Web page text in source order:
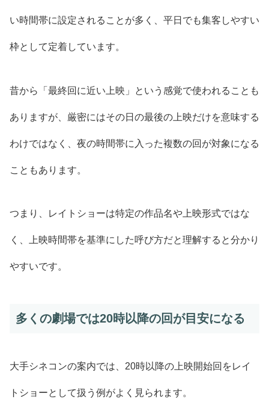
い時間帯に設定されることが多く、平日でも集客しやすい
枠として定着しています。
昔から「最終回に近い上映」という感覚で使われることも
ありますが、厳密にはその日の最後の上映だけを意味する
わけではなく、夜の時間帯に入った複数の回が対象になる
こともあります。
つまり、レイトショーは特定の作品名や上映形式ではな
く、上映時間帯を基準にした呼び方だと理解すると分かり
やすいです。
多くの劇場では20時以降の回が目安になる
大手シネコンの案内では、20時以降の上映開始回をレイ
トショーとして扱う例がよく見られます。